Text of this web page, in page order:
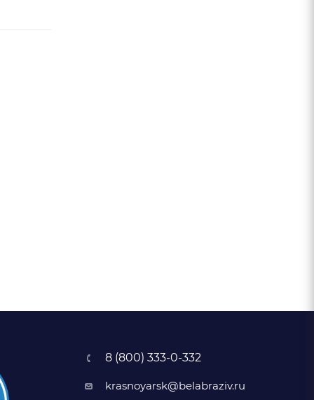
8 (800) 333-0-332
krasnoyarsk@belabraziv.ru